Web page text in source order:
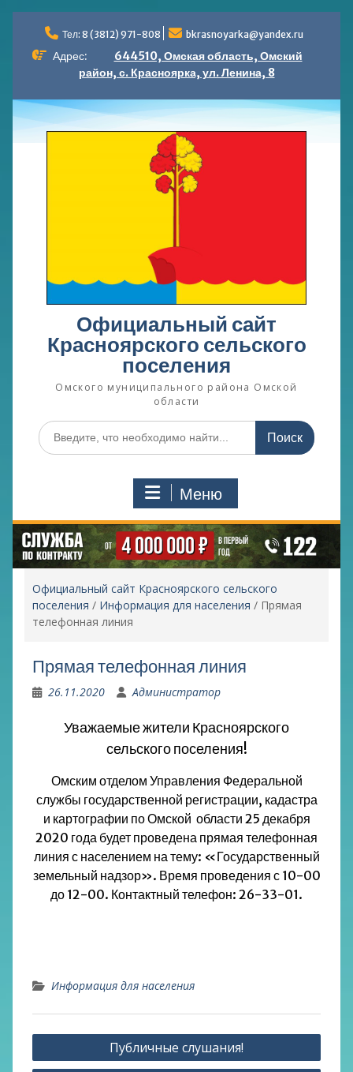
содержимому
Тел: 8 (3812) 971-808 bkrasnoyarka@yandex.ru
Адрес:
644510, Омская область, Омский
район, с. Красноярка, ул. Ленина, 8
Официальный сайт
Красноярского сельского
поселения
Омского муниципального района Омской
области
Поиск
по:
Меню
Официальный сайт Красноярского сельского
поселения / Информация для населения / Прямая
телефонная линия
Прямая телефонная линия
26.11.2020 Администратор
Уважаемые жители Красноярского
сельского поселения!
Омским отделом Управления Федеральной
службы государственной регистрации, кадастра
и картографии по Омской области 25 декабря
2020 года будет проведена прямая телефонная
линия с населением на тему: «Государственный
земельный надзор». Время проведения с 10-00
до 12-00. Контактный телефон: 26-33-01.
Информация для населения
Навигация
по
Публичные слушания!